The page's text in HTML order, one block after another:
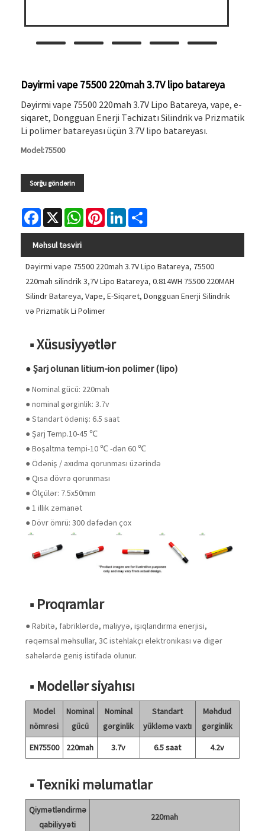
Dəyirmi vape 75500 220mah 3.7V lipo batareya
Dəyirmi vape 75500 220mah 3.7V Lipo Batareya, vape, e-
siqaret, Dongguan Enerji Təchizatı Silindrik və Prizmatik
Li polimer batareyası üçün 3.7V lipo batareyası.
Model:75500
Sorğu göndərin
Facebook
X WhatsAppPinterestLinkedIn
Məhsul təsviri
Dəyirmi vape 75500 220mah 3.7V Lipo Batareya, 75500
220mah silindrik 3,7V Lipo Batareya, 0.814WH 75500 220MAH
Silindr Batareya, Vape, E-Siqaret, Dongguan Enerji Silindrik
və Prizmatik Li Polimer
■ Xüsusiyyətlər
● Şarj olunan litium-ion polimer (lipo)
● Nominal gücü: 220mah
● nominal gərginlik: 3.7v
● Standart ödəniş: 6.5 saat
● Şarj Temp.10-45 ℃
● Boşaltma tempi-10 ℃ -dən 60 ℃
● Ödəniş / axıdma qorunması üzərində
● Qısa dövrə qorunması
● Ölçülər: 7.5x50mm
● 1 illik zəmanət
● Dövr ömrü: 300 dəfədən çox
■ Proqramlar
● Rabitə, fabriklərdə, maliyyə, işıqlandırma enerjisi,
rəqəmsal məhsullar, 3C istehlakçı elektronikası və digər
sahələrdə geniş istifadə olunur.
■ Modellər siyahısı
Model
nömrəsi
Nominal
gücü
Nominal
gərginlik
Standart
yükləmə vaxtı
Məhdud
gərginlik
EN75500
220mah 3.7v 6.5 saat 4.2v
■ Texniki məlumatlar
Qiymətləndirmə
qabiliyyəti
220mah